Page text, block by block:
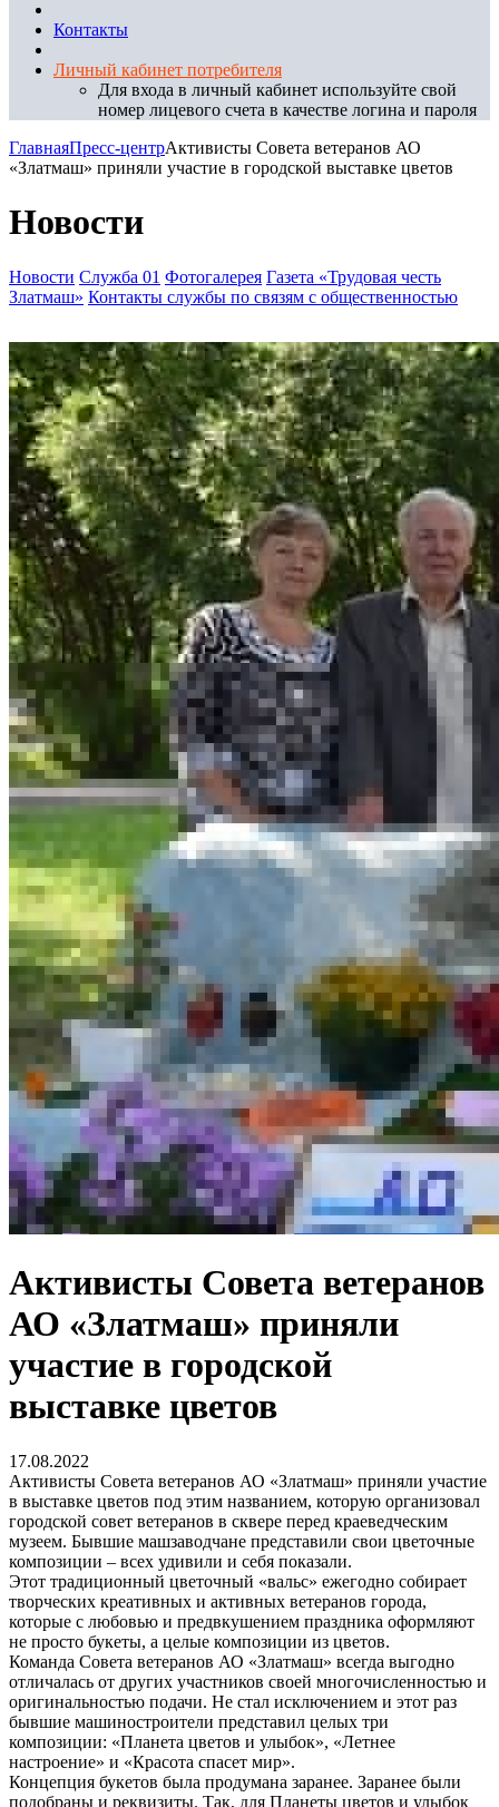
Контакты
Личный кабинет потребителя
Для входа в личный кабинет используйте свой
номер лицевого счета в качестве логина и пароля
ГлавнаяПресс-центрАктивисты Совета ветеранов АО
«Златмаш» приняли участие в городской выставке цветов
Новости
Новости Служба 01 Фотогалерея Газета «Трудовая честь
Златмаш» Контакты службы по связям с общественностью
Активисты Совета ветеранов
АО «Златмаш» приняли
участие в городской
выставке цветов
17.08.2022
Активисты Совета ветеранов АО «Златмаш» приняли участие
в выставке цветов под этим названием, которую организовал
городской совет ветеранов в сквере перед краеведческим
музеем. Бывшие машзаводчане представили свои цветочные
композиции – всех удивили и себя показали.
Этот традиционный цветочный «вальс» ежегодно собирает
творческих креативных и активных ветеранов города,
которые с любовью и предвкушением праздника оформляют
не просто букеты, а целые композиции из цветов.
Команда Совета ветеранов АО «Златмаш» всегда выгодно
отличалась от других участников своей многочисленностью и
оригинальностью подачи. Не стал исключением и этот раз
бывшие машиностроители представил целых три
композиции: «Планета цветов и улыбок», «Летнее
настроение» и «Красота спасет мир».
Концепция букетов была продумана заранее. Заранее были
подобраны и реквизиты. Так, для Планеты цветов и улыбок